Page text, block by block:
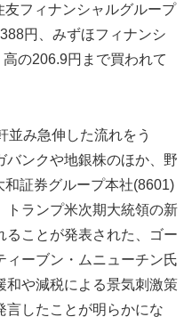
友フィナンシャルグループ
円、みずほフィナンシ
の206.9円まで買われて
並み急伸した流れをう
バンクや地銀株のほか、野
証券グループ本社(8601)
トランプ米次期大統領の新
ることが発表された、ゴー
ィーブン・ムニューチン氏
和や減税による景気刺激策
言したことが明らかにな